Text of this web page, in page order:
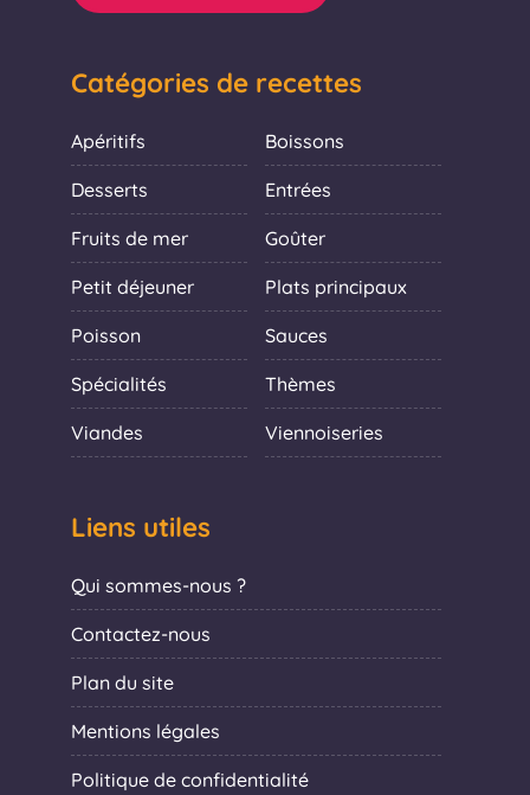
Catégories de recettes
Apéritifs Boissons
Desserts Entrées
Fruits de mer Goûter
Petit déjeuner Plats principaux
Poisson Sauces
Spécialités Thèmes
Viandes Viennoiseries
Liens utiles
Qui sommes-nous ?
Contactez-nous
Plan du site
Mentions légales
Politique de confidentialité